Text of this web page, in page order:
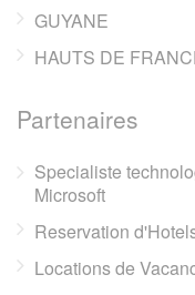
GUYANE
HAUTS DE
Partenaires
Specialiste
Microsoft
Reservation
Locations de